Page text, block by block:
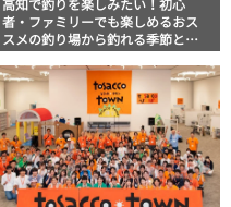
高知で釣りを楽しみたい！初心
者・ファミリーでも楽しめるおス
スメの釣り場から釣れる季節と魚